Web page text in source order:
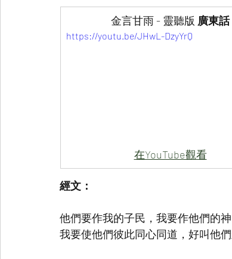
金言甘雨 - 靈聽版 廣東話
https://youtu.be/JHwL-DzyYrQ
在YouTube觀看
經文：
他們要作我的子民，我要作他們的神
我要使他們彼此同心同道，好叫他